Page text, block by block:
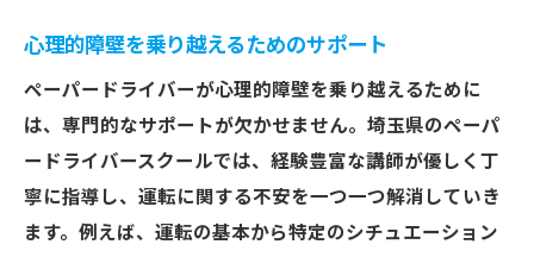
心理的障壁を乗り越えるためのサポート
ペーパードライバーが心理的障壁を乗り越えるために
は、専門的なサポートが欠かせません。埼玉県のペーパ
ードライバースクールでは、経験豊富な講師が優しく丁
寧に指導し、運転に関する不安を一つ一つ解消していき
ます。例えば、運転の基本から特定のシチュエーション